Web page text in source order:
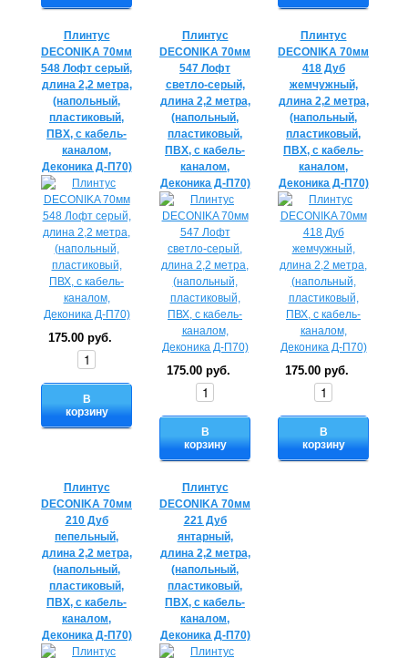
Плинтус
DECONIKA 70мм
548 Лофт серый,
длина 2,2 метра,
(напольный,
пластиковый,
ПВХ, с кабель-
каналом,
Деконика Д-П70)
175.00 руб.
В
корзину
Плинтус
DECONIKA 70мм
547 Лофт
светло-серый,
длина 2,2 метра,
(напольный,
пластиковый,
ПВХ, с кабель-
каналом,
Деконика Д-П70)
175.00 руб.
В
корзину
Плинтус
DECONIKA 70мм
418 Дуб
жемчужный,
длина 2,2 метра,
(напольный,
пластиковый,
ПВХ, с кабель-
каналом,
Деконика Д-П70)
175.00 руб.
В
корзину
Плинтус
DECONIKA 70мм
210 Дуб
пепельный,
длина 2,2 метра,
(напольный,
пластиковый,
ПВХ, с кабель-
каналом,
Деконика Д-П70)
Плинтус
DECONIKA 70мм
221 Дуб
янтарный,
длина 2,2 метра,
(напольный,
пластиковый,
ПВХ, с кабель-
каналом,
Деконика Д-П70)